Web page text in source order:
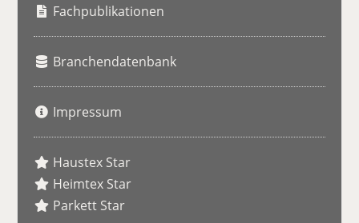
Fachpublikationen
Branchendatenbank
Impressum
Haustex Star
Heimtex Star
Parkett Star